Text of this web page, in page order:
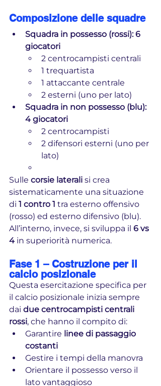
Composizione delle squadre
Squadra in possesso (rossi): 6
giocatori
2 centrocampisti centrali
1 trequartista
1 attaccante centrale
2 esterni (uno per lato)
Squadra in non possesso (blu):
4 giocatori
2 centrocampisti
2 difensori esterni (uno per
lato)
Sulle corsie laterali si crea
sistematicamente una situazione
di 1 contro 1 tra esterno offensivo
(rosso) ed esterno difensivo (blu).
All’interno, invece, si sviluppa il 6 vs
4 in superiorità numerica.
Fase 1 – Costruzione per il
calcio posizionale
Questa esercitazione specifica per
il calcio posizionale inizia sempre
dai due centrocampisti centrali
rossi, che hanno il compito di:
Garantire linee di passaggio
costanti
Gestire i tempi della manovra
Orientare il possesso verso il
lato vantaggioso